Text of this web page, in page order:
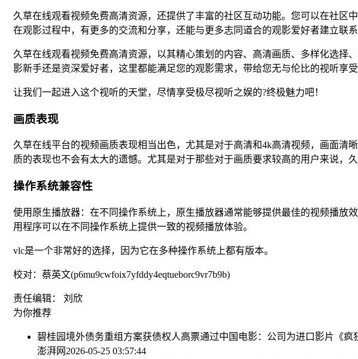
久草在线观看视频免费高清资源，还提供了丰富的社区互动功能。您可以在社区
在观影过程中，有更多的交流和分享，还能与更多志同道合的观影爱好者建立联
久草在线观看视频免费高清资源，以其精心策划的内容、高清画质、多样化选
影新手还是资深爱好者，这里都能满足您的观影需求，带给您无与伦比的视听享受
让我们一起进入这个视听的天堂，尽情享受极尽视听之娱的?终极魅力吧！
画质表现
久草在线平台的视频画质表现相当出色，尤其是对于高清和4k高清视频，画面
质的表现也不会有太大的遗憾。尤其是对于那些对于画质要求较高的用户来说，
操作系统兼容性
使用原生播放器：在不同操作系统上，原生播放器通常能够提供最佳的视频播放
用程序可以在不同操作系统上提供一致的视频播放体验。
vlc是一个非常好的选择，因为它在多种操作系统上都有版本。
校对：蔡英文(p6mu9cwfoix7yfddy4eqtueborc9vr7b9b)
责任编辑： 刘欣
为你推荐
碧桂园境外债务重组方案获债权人高票通过中国电影：公司为进口影片《疯
澎湃网 2026-05-25 03:57:44